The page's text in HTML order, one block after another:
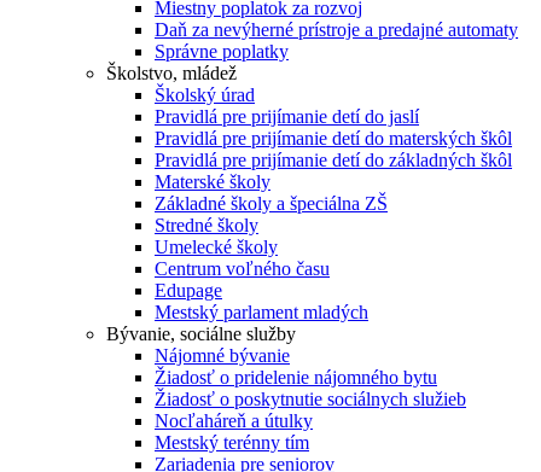
Miestny poplatok za rozvoj
Daň za nevýherné prístroje a predajné automaty
Správne poplatky
Školstvo, mládež
Školský úrad
Pravidlá pre prijímanie detí do jaslí
Pravidlá pre prijímanie detí do materských škôl
Pravidlá pre prijímanie detí do základných škôl
Materské školy
Základné školy a špeciálna ZŠ
Stredné školy
Umelecké školy
Centrum voľného času
Edupage
Mestský parlament mladých
Bývanie, sociálne služby
Nájomné bývanie
Žiadosť o pridelenie nájomného bytu
Žiadosť o poskytnutie sociálnych služieb
Nocľaháreň a útulky
Mestský terénny tím
Zariadenia pre seniorov